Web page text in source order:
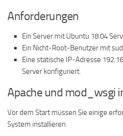
Anforderungen
Ein Server mit Ubuntu 18.04
Ein Nicht-Root-Benutzer mit
Eine statische IP-Adresse
Server konfiguriert.
Apache und mod_wsgi
Vor dem Start müssen Sie einige
System installieren.